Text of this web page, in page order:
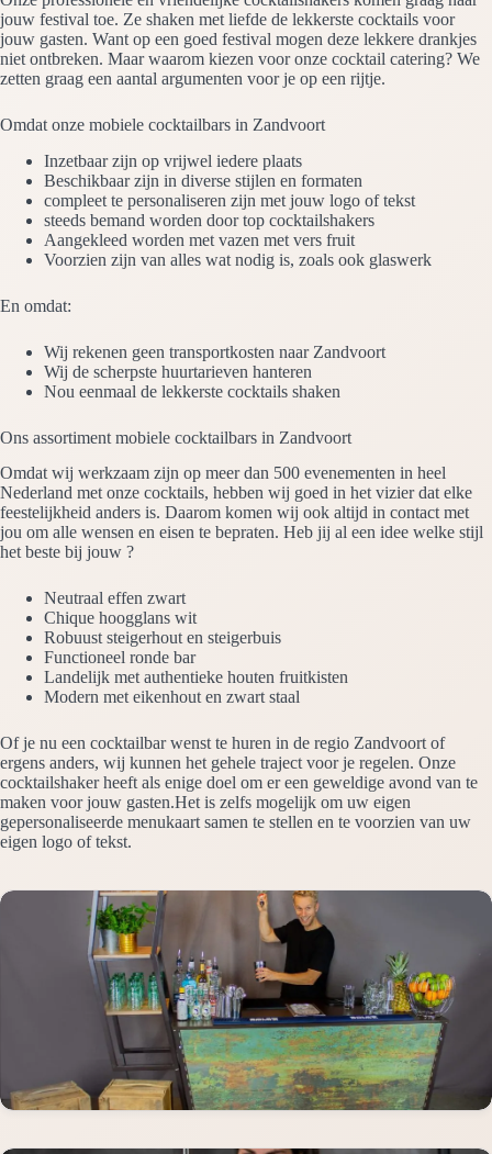
jouw festival toe. Ze shaken met liefde de lekkerste cocktails voor
jouw gasten. Want op een goed festival mogen deze lekkere drankjes
niet ontbreken. Maar waarom kiezen voor onze cocktail catering? We
zetten graag een aantal argumenten voor je op een rijtje.
Omdat onze mobiele cocktailbars in Zandvoort
Inzetbaar zijn op vrijwel iedere plaats
Beschikbaar zijn in diverse stijlen en formaten
compleet te personaliseren zijn met jouw logo of tekst
steeds bemand worden door top cocktailshakers
Aangekleed worden met vazen met vers fruit
Voorzien zijn van alles wat nodig is, zoals ook glaswerk
En omdat:
Wij rekenen geen transportkosten naar Zandvoort
Wij de scherpste huurtarieven hanteren
Nou eenmaal de lekkerste cocktails shaken
Ons assortiment mobiele cocktailbars in Zandvoort
Omdat wij werkzaam zijn op meer dan 500 evenementen in heel
Nederland met onze cocktails, hebben wij goed in het vizier dat elke
feestelijkheid anders is. Daarom komen wij ook altijd in contact met
jou om alle wensen en eisen te bepraten. Heb jij al een idee welke stijl
het beste bij jouw ?
Neutraal effen zwart
Chique hoogglans wit
Robuust steigerhout en steigerbuis
Functioneel ronde bar
Landelijk met authentieke houten fruitkisten
Modern met eikenhout en zwart staal
Of je nu een cocktailbar wenst te huren in de regio Zandvoort of
ergens anders, wij kunnen het gehele traject voor je regelen. Onze
cocktailshaker heeft als enige doel om er een geweldige avond van te
maken voor jouw gasten.Het is zelfs mogelijk om uw eigen
gepersonaliseerde menukaart samen te stellen en te voorzien van uw
eigen logo of tekst.